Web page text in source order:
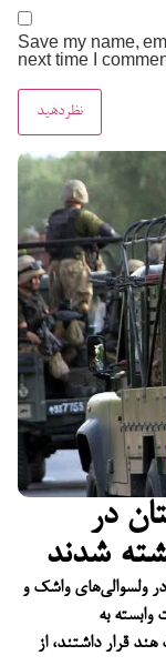
در
امنیتی در چارچوب عملیات «ردالفتنه-۳» در ولسوالی‌های واشک و
داده و ۱۲ تروریست وابسته به
قرار داشتند، از
Save my name,
next time I